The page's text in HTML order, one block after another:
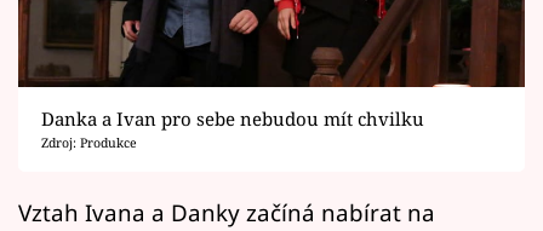
Sledujte prima+
Filmový festival Karlovy Vary
Pořady
Mámy sobě
Danka a Ivan pro sebe nebudou mít chvilku
Zdroj: Produkce
Vztah Ivana a Danky začíná nabírat na